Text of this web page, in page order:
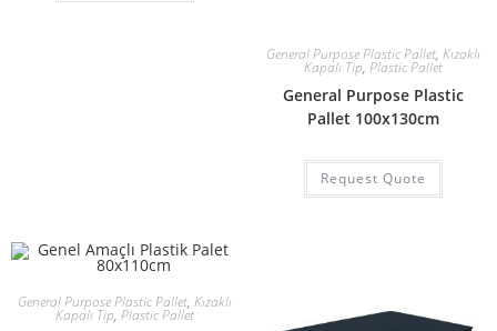
General Purpose Plastic Pallet, Kızaklı
Kapalı Tip, Plastic Pallet
General Purpose Plastic
Pallet 100x130cm
Request Quote
General Purpose Plastic Pallet, Kızaklı
Kapalı Tip, Plastic Pallet